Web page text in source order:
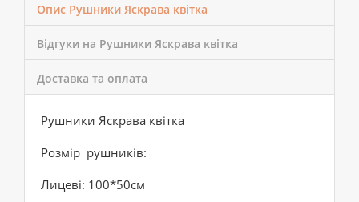
Опис Рушники Яскрава квітка
Відгуки на Рушники Яскрава квітка
Доставка та оплата
Рушники Яскрава квітка
Розмір рушників:
Лицеві: 100*50см